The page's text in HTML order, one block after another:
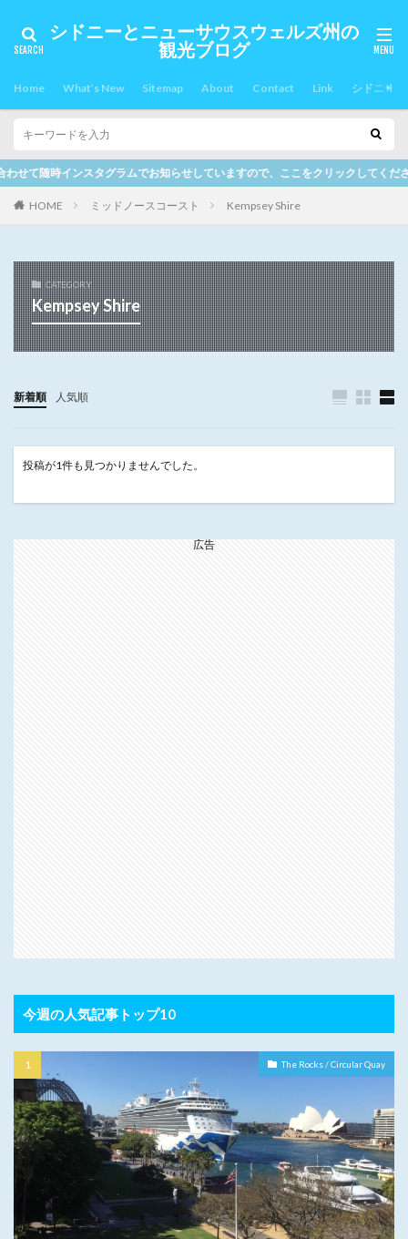
シドニーとニューサウスウェルズ州の
観光ブログ
Home What’s New Sitemap About Contact Link シドニー
知らせしていますので、ここをクリックしてください。
HOME ミッドノースコースト Kempsey Shire
CATEGORY
Kempsey Shire
新着順 人気順
投稿が1件も見つかりませんでした。
広告
今週の人気記事トップ10
The Rocks / Circular Quay